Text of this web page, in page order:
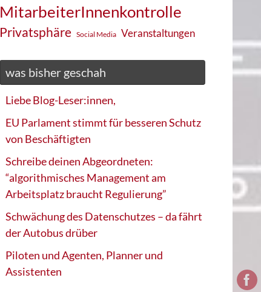
MitarbeiterInnenkontrolle
Privatsphäre Social Media Veranstaltungen
was bisher geschah
Liebe Blog-Leser:innen,
EU Parlament stimmt für besseren Schutz
von Beschäftigten
Schreibe deinen Abgeordneten:
“algorithmisches Management am
Arbeitsplatz braucht Regulierung”
Schwächung des Datenschutzes – da fährt
der Autobus drüber
Piloten und Agenten, Planner und
Assistenten